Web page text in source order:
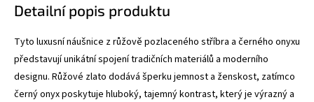
Detailní popis produktu
Tyto luxusní náušnice z růžově pozlaceného stříbra a černého onyxu
představují unikátní spojení tradičních materiálů a moderního
designu. Růžové zlato dodává šperku jemnost a ženskost, zatímco
černý onyx poskytuje hluboký, tajemný kontrast, který je výrazný a